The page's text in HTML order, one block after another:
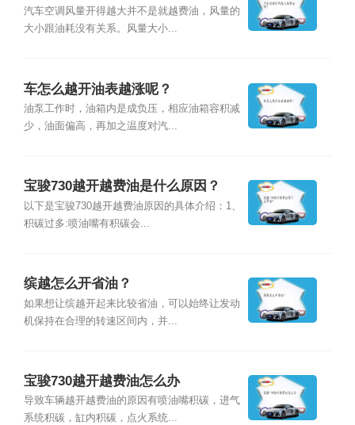
汽车空调风量开得越大并不是就越费油，风量的
大小跟油耗没有关系。风量大小...
车怎么越开油表越涨呢？
油泵工作时，油箱内是成负压，相应油箱容积减
少，油面偏高，再加之温度对汽...
宝骏730越开越费油是什么原因？
以下是宝骏730越开越费油原因的具体介绍：1、
积碳过多:喷油嘴有积碳会...
缤越怎么开省油？
如果想让缤越开起来比较省油，可以始终让发动
机保持在合理的转速区间内，并...
宝骏730越开越费油怎么办
导致车辆越开越费油的原因有喷油嘴积碳，进气
系统积碳，缸内积碳，点火系统...